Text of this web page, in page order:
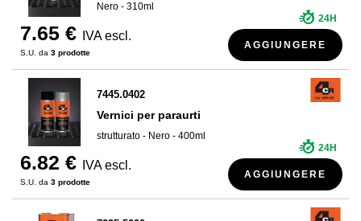
Nero - 310ml
7.65 € IVA escl.
S.U. da 3 prodotte
24H
AGGIUNGERE
7445.0402
Vernici per paraurti
strutturato - Nero - 400ml
6.82 € IVA escl.
S.U. da 3 prodotte
24H
AGGIUNGERE